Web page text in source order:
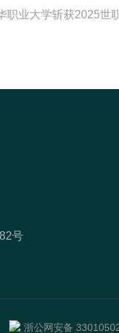
职业大学斩获2025世
号
浙公网安备